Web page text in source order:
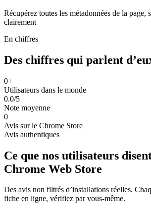
Récupérez toutes les métadonnées de la page,
clairement
En chiffres
Des chiffres qui parlent
0+
Utilisateurs dans le monde
0.0/5
Note moyenne
0
Avis sur le Chrome Store
Avis authentiques
Ce que nos utilisateurs
Chrome Web Store
Des avis non filtrés d’installations réelles.
fiche en ligne, vérifiez par vous-même.